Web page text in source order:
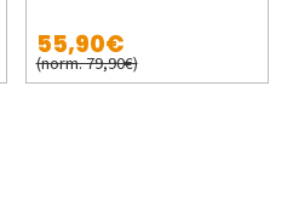
55,90€
(norm. 79,90€)